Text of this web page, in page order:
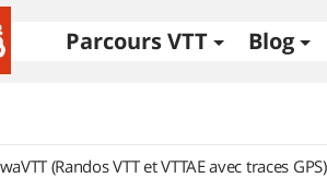
Parcours VTT Blog
(Randos VTT et VTTAE avec traces GPS)